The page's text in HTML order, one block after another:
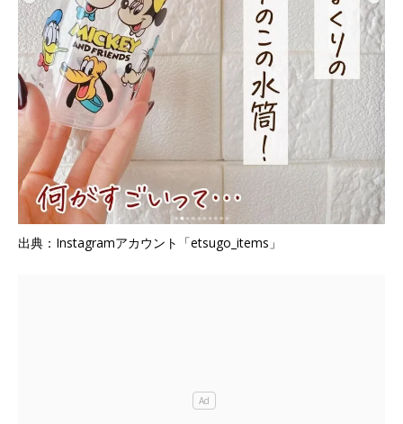
出典：Instagramアカウント「etsugo_items」